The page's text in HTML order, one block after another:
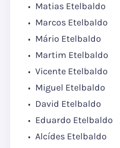
Matias Etelbaldo
Marcos Etelbaldo
Mário Etelbaldo
Martim Etelbaldo
Vicente Etelbaldo
Miguel Etelbaldo
David Etelbaldo
Eduardo Etelbaldo
Alcídes Etelbaldo